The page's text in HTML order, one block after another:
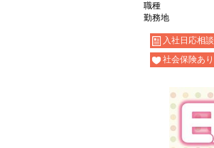
職種
勤務地
入社日応相談
社会保険あり